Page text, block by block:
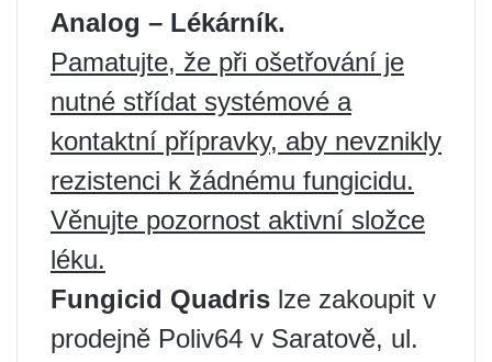
Analog – Lékárník.
Pamatujte, že při ošetřování je
nutné střídat systémové a
kontaktní přípravky, aby nevznikly
rezistenci k žádnému fungicidu.
Věnujte pozornost aktivní složce
léku.
Fungicid Quadris lze zakoupit v
prodejně Poliv64 v Saratově, ul.